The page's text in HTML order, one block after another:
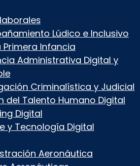
Lúdico e Inclusivo
Primera Infancia
Administrativa Digital y
Criminalística y Judicial
del Talento Humano Digital
Digital
y Tecnología Digital
Aeronáutica